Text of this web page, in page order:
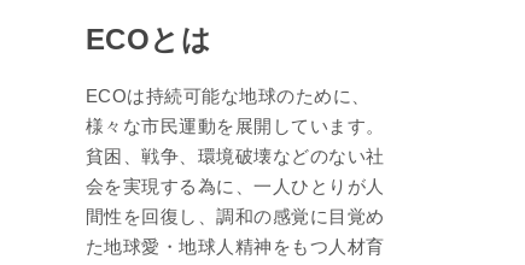
ECOとは
ECOは持続可能な地球のために、
様々な市民運動を展開しています。
貧困、戦争、環境破壊などのない社
会を実現する為に、一人ひとりが人
間性を回復し、調和の感覚に目覚め
た地球愛・地球人精神をもつ人材育